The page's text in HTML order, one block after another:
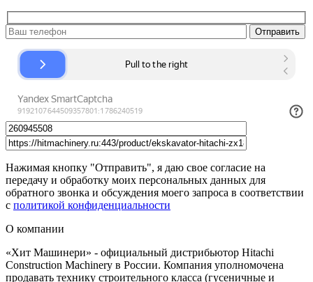
Нажимая кнопку "Отправить", я даю свое согласие на
передачу и обработку моих персональных данных для
обратного звонка и обсуждения моего запроса в соответствии
с политикой конфиденциальности
О компании
«Хит Машинери» - официальный дистрибьютор Hitachi
Construction Machinery в России. Компания уполномочена
продавать технику строительного класса (гусеничные и